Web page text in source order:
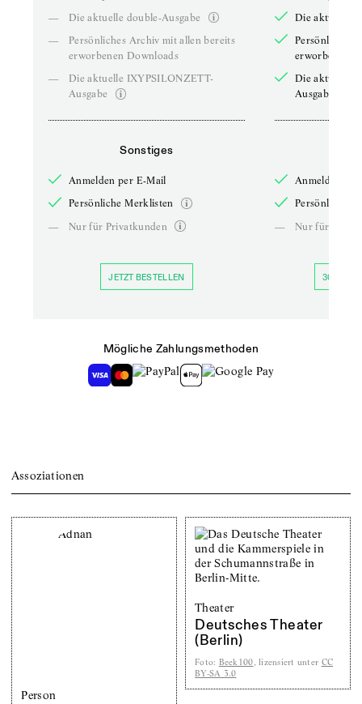
—
Die aktuelle double-Ausgabe
—
Persönliches Archiv mit allen bereits
erworbenen Downloads
—
Die aktuelle IXYPSILONZETT-
Ausgabe
Sonstiges
Anmelden per E-Mail
Persönliche Merklisten
—
Nur für Privatkunden
JETZT BESTELLEN
Die aktuelle
Persönliches
erworbenen
Die aktuelle
Ausgabe
Anmelden
Persönliche
—
Nur für
30 TAGE
Mögliche Zahlungsmethoden
Assoziationen
Person
Theater
Deutsches Theater
(Berlin)
Foto: Beek100, lizensiert unter CC
BY-SA 3.0